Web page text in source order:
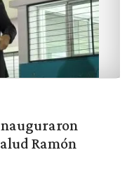
Ramón